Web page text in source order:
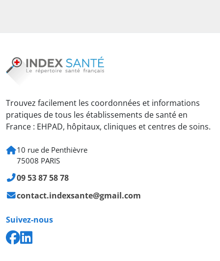
Trouvez facilement les coordonnées et informations
pratiques de tous les établissements de santé en
France : EHPAD, hôpitaux, cliniques et centres de soins.
10 rue de Penthièvre
75008 PARIS
09 53 87 58 78
contact.indexsante@gmail.com
Suivez-nous